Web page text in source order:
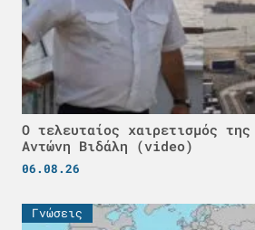
Ο τελευταίος χαιρετισμός
Αντώνη Βιδάλη (video)
06.08.26
Γνώσεις